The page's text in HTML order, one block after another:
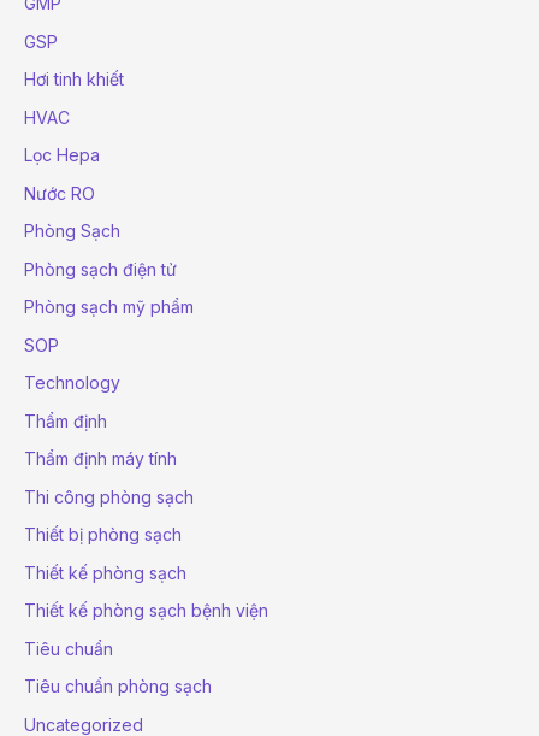
GSP
Hơi tinh khiết
HVAC
Lọc Hepa
Nước RO
Phòng Sạch
Phòng sạch điện tử
Phòng sạch mỹ phẩm
SOP
Technology
Thẩm định
Thẩm định máy tính
Thi công phòng sạch
Thiết bị phòng sạch
Thiết kế phòng sạch
Thiết kế phòng sạch bệnh viện
Tiêu chuẩn
Tiêu chuẩn phòng sạch
Uncategorized